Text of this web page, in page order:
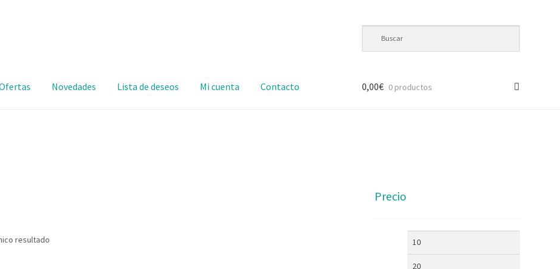
Novedades Lista de deseos Mi cuenta Contacto 0,00€ 0 productos
resultado
Precio